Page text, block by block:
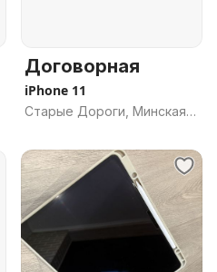
Договорная
iPhone 11
Старые Дороги, Минская